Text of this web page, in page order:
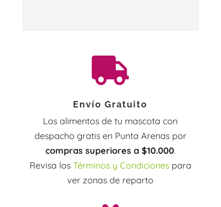

Envío Gratuito
Los alimentos de tu mascota con
despacho gratis en Punta Arenas por
compras superiores a $10.000.
Revisa los Términos y Condicionespara
ver zonas de reparto